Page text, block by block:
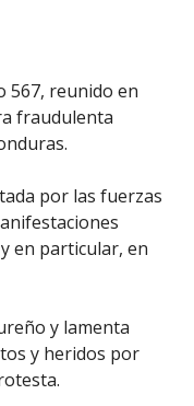
567, reunido en
fraudulenta
por las fuerzas
en particular, en
y lamenta
y heridos por